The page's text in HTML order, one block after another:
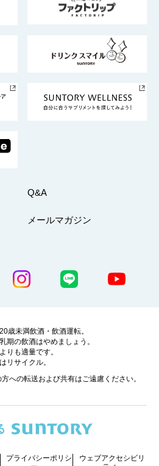
大阪
ステナビリティ経営
Q&A
メールマガジン
歳未満飲酒・飲酒運転。
期の飲酒はやめましょう。
りも適量です。
リサイクル。
への転送および共有はご遠慮ください。
プライバシーポリシ
ウェブアクセシビリ